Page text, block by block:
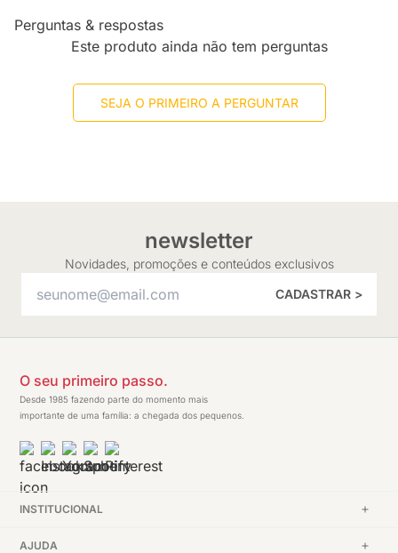
Perguntas & respostas
Este produto ainda não tem perguntas
SEJA O PRIMEIRO A PERGUNTAR
newsletter
Novidades, promoções e conteúdos exclusivos
CADASTRAR >
O seu primeiro passo.
Desde 1985 fazendo parte do momento mais
importante de uma família: a chegada dos pequenos.
INSTITUCIONAL
AJUDA